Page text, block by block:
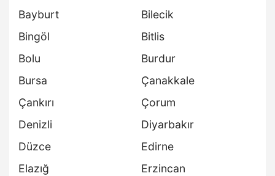
Bayburt
Bilecik
Bingöl
Bitlis
Bolu
Burdur
Bursa
Çanakkale
Çankırı
Çorum
Denizli
Diyarbakır
Düzce
Edirne
Elazığ
Erzincan